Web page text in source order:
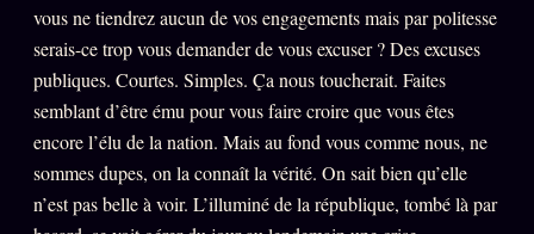
vous ne tiendrez aucun de vos engagements mais par politesse
serais-ce trop vous demander de vous excuser ? Des excuses
publiques. Courtes. Simples. Ça nous toucherait. Faites
semblant d’être ému pour vous faire croire que vous êtes
encore l’élu de la nation. Mais au fond vous comme nous, ne
sommes dupes, on la connaît la vérité. On sait bien qu’elle
n’est pas belle à voir. L’illuminé de la république, tombé là par